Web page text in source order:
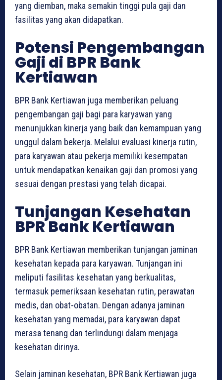
yang diemban, maka semakin tinggi pula gaji dan
fasilitas yang akan didapatkan.
Potensi Pengembangan
Gaji di BPR Bank
Kertiawan
BPR Bank Kertiawan juga memberikan peluang
pengembangan gaji bagi para karyawan yang
menunjukkan kinerja yang baik dan kemampuan yang
unggul dalam bekerja. Melalui evaluasi kinerja rutin,
para karyawan atau pekerja memiliki kesempatan
untuk mendapatkan kenaikan gaji dan promosi yang
sesuai dengan prestasi yang telah dicapai.
Tunjangan Kesehatan
BPR Bank Kertiawan
BPR Bank Kertiawan memberikan tunjangan jaminan
kesehatan kepada para karyawan. Tunjangan ini
meliputi fasilitas kesehatan yang berkualitas,
termasuk pemeriksaan kesehatan rutin, perawatan
medis, dan obat-obatan. Dengan adanya jaminan
kesehatan yang memadai, para karyawan dapat
merasa tenang dan terlindungi dalam menjaga
kesehatan dirinya.
Selain jaminan kesehatan, BPR Bank Kertiawan juga